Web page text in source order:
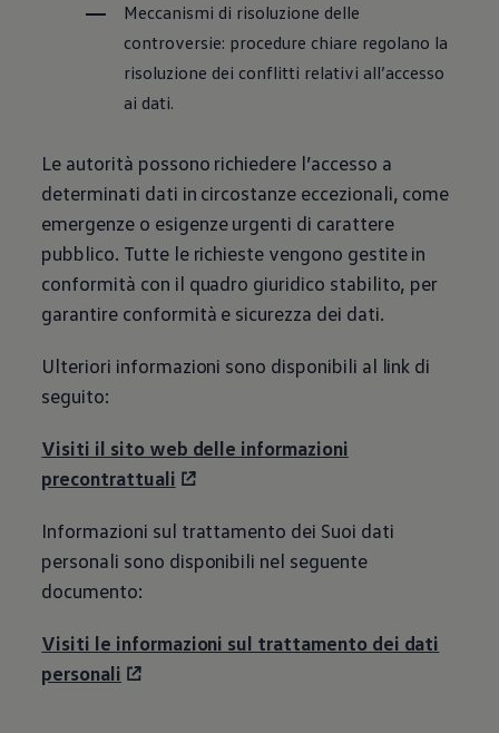
Manuale uso e Manutenzione
Servizio Mobilità
Informazioni utili
Mondo Volkswagen
75 anni di Bulli
Guida autonoma
ID. Buzz al World Ducati Week 2026
Contatti
Meccanismi di risoluzione delle
controversie: procedure chiare regolano la
risoluzione dei conflitti relativi all’accesso
ai dati.
Le autorità possono richiedere l’accesso a
determinati dati in circostanze eccezionali, come
emergenze o esigenze urgenti di carattere
pubblico. Tutte le richieste vengono gestite in
conformità con il quadro giuridico stabilito, per
garantire conformità e sicurezza dei dati.
Ulteriori informazioni sono disponibili al link di
seguito:
Visiti il sito web delle informazioni
precontrattuali
Informazioni sul trattamento dei Suoi dati
personali sono disponibili nel seguente
documento:
Visiti le informazioni sul trattamento dei dati
personali